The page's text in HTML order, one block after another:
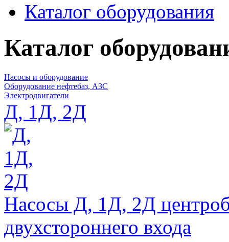
Каталог оборудования
Каталог
Насосы и оборудование
Оборудование нефтебаз, АЗС
Электродвигатели
Д, 1Д, 2Д
Насосы Д, 1Д, 2Д
двухстороннего входа